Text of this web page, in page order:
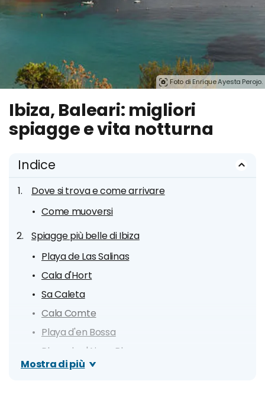
Foto di Enrique Ayesta Perojo.
Ibiza, Baleari: migliori
spiagge e vita notturna
Indice
Dove si trova e come arrivare
Come muoversi
Spiagge più belle di Ibiza
Playa de Las Salinas
Cala d'Hort
Sa Caleta
Cala Comte
Playa d'en Bossa
Playa de s'Aigua Blanca
Cala Salada
Mostra di più